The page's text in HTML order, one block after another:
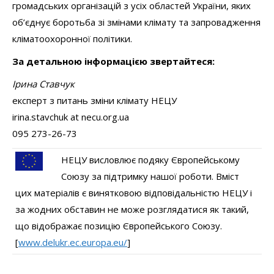
громадських організацій з усіх областей України, яких
об’єднує боротьба зі змінами клімату та запровадження
кліматоохоронної політики.
За детальною інформацією звертайтеся:
Ірина Ставчук
експерт з питань зміни клімату НЕЦУ
irina.stavchuk at necu.org.ua
095 273-26-73
НЕЦУ висловлює подяку Європейському
Союзу за підтримку нашої роботи. Вміст
цих матеріалів є винятковою відповідальністю НЕЦУ і
за жодних обставин не може розглядатися як такий,
що відображає позицію Європейського Союзу.
[www.delukr.ec.europa.eu/]